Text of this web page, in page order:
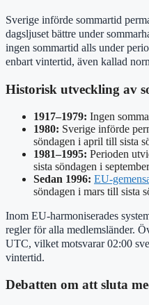
Sverige införde sommartid
dagsljuset bättre under
ingen sommartid alls under
enbart vintertid, även kallad
Historisk utveckling av
1917–1979: Ingen
1980: Sverige införde
söndagen i april till sista
1981–1995: Perioden
sista söndagen i september
Sedan 1996: EU-
söndagen i mars till sista
Inom EU-harmoniserades
regler för alla medlemsländer.
UTC, vilket motsvarar 02:00
vintertid.
Debatten om att sluta